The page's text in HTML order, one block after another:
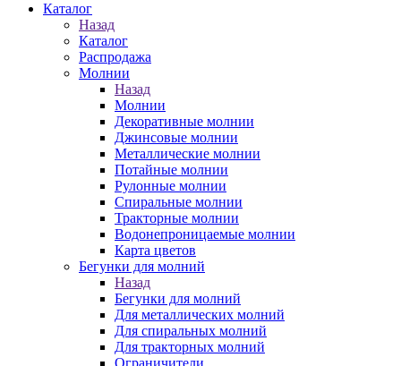
Каталог
Назад
Каталог
Распродажа
Молнии
Назад
Молнии
Декоративные молнии
Джинсовые молнии
Металлические молнии
Потайные молнии
Рулонные молнии
Спиральные молнии
Тракторные молнии
Водонепроницаемые молнии
Карта цветов
Бегунки для молний
Назад
Бегунки для молний
Для металлических молний
Для спиральных молний
Для тракторных молний
Ограничители